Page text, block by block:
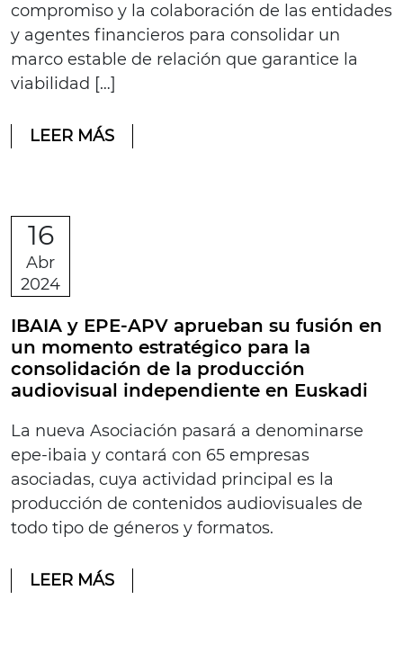
compromiso y la colaboración de las entidades
y agentes financieros para consolidar un
marco estable de relación que garantice la
viabilidad […]
LEER MÁS
16
Abr
2024
IBAIA y EPE-APV aprueban su fusión en
un momento estratégico para la
consolidación de la producción
audiovisual independiente en Euskadi
La nueva Asociación pasará a denominarse
epe-ibaia y contará con 65 empresas
asociadas, cuya actividad principal es la
producción de contenidos audiovisuales de
todo tipo de géneros y formatos.
LEER MÁS